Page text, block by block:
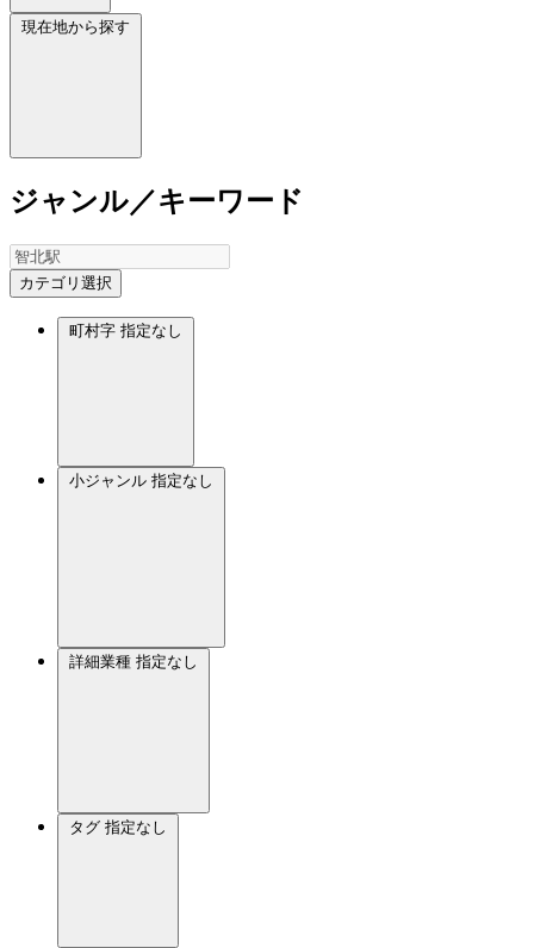
現在地から探す
ジャンル／キーワード
カテゴリ選択
町村字 指定なし
小ジャンル 指定なし
詳細業種 指定なし
タグ 指定なし